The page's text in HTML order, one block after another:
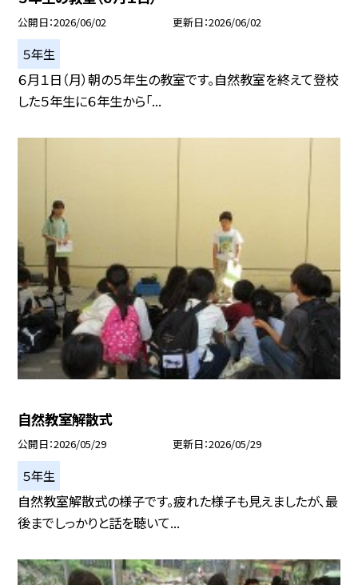
公開日 2026/06/02 更新日 2026/06/02
５年生
６月１日（月）朝の５年生の教室です。自然教室を終えて登校
した５年生に６年生から「...
自然教室解散式
公開日 2026/05/29 更新日 2026/05/29
５年生
自然教室解散式の様子です。疲れた様子も見えましたが、最
後までしっかりと話を聴いて...